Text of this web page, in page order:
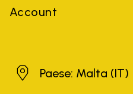
Account
MaltaPaese: Malta (IT)